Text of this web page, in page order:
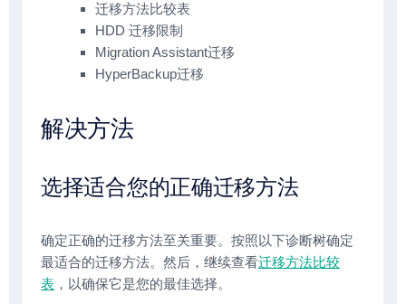
迁移方法比较表
HDD 迁移限制
Migration Assistant迁移
HyperBackup迁移
解决方法
选择适合您的正确迁移方法
确定正确的迁移方法至关重要。按照以下诊断树确定
最适合的迁移方法。然后，继续查看迁移方法比较
表 ，以确保它是您的最佳选择。